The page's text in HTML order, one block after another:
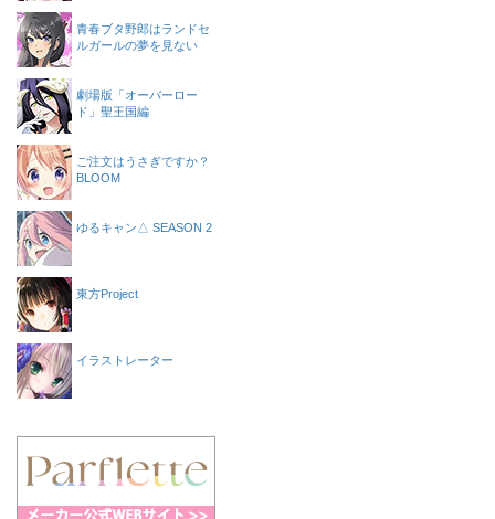
青春ブタ野郎はランドセ
ルガールの夢を見ない
劇場版「オーバーロー
ド」聖王国編
ご注文はうさぎですか？
BLOOM
ゆるキャン△ SEASON 2
東方Project
イラストレーター